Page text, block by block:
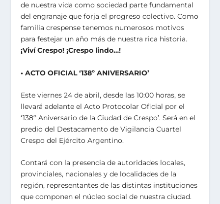
de nuestra vida como sociedad parte fundamental
del engranaje que forja el progreso colectivo. Como
familia crespense tenemos numerosos motivos
para festejar un año más de nuestra rica historia.
¡Viví Crespo! ¡Crespo lindo…!
• ACTO OFICIAL ‘138º ANIVERSARIO’
Este viernes 24 de abril, desde las 10:00 horas, se
llevará adelante el Acto Protocolar Oficial por el
‘138º Aniversario de la Ciudad de Crespo’. Será en el
predio del Destacamento de Vigilancia Cuartel
Crespo del Ejército Argentino.
Contará con la presencia de autoridades locales,
provinciales, nacionales y de localidades de la
región, representantes de las distintas instituciones
que componen el núcleo social de nuestra ciudad.